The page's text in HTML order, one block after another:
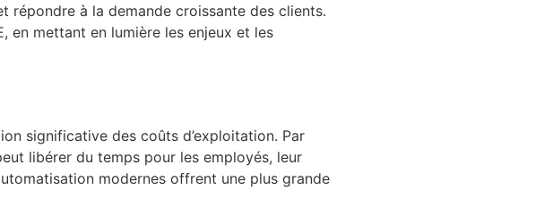
répondre à la demande croissante des clients.
en mettant en lumière les enjeux et les
significative des coûts d’exploitation. Par
libérer du temps pour les employés, leur
modernes offrent une plus grande